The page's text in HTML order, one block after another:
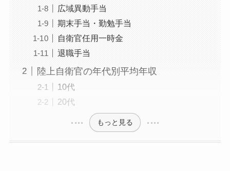
広域異動手当
期末手当・勤勉手当
自衛官任用一時金
退職手当
陸上自衛官の年代別平均年収
10代
20代
もっと見る